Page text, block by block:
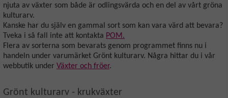
njuta av växter som både är odlingsvärda och en del av vårt gröna
kulturarv.
Kanske har du själv en gammal sort som kan vara värd att bevara?
Tveka i så fall inte att kontakta POM.
Flera av sorterna som bevarats genom programmet finns nu i
handeln under varumärket Grönt kulturarv. Några hittar du i vår
webbutik under Växter och fröer.
Grönt kulturarv - krukväxter